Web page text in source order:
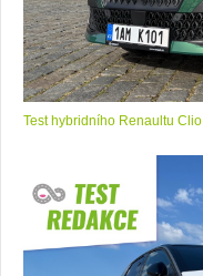
Test hybridního Renaultu Clio